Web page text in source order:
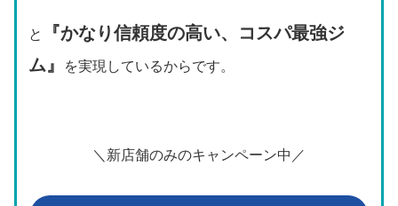
と
『かなり信頼度の高い、コスパ最強ジ
ム』
を実現しているからです。
＼新店舗のみのキャンペーン中／